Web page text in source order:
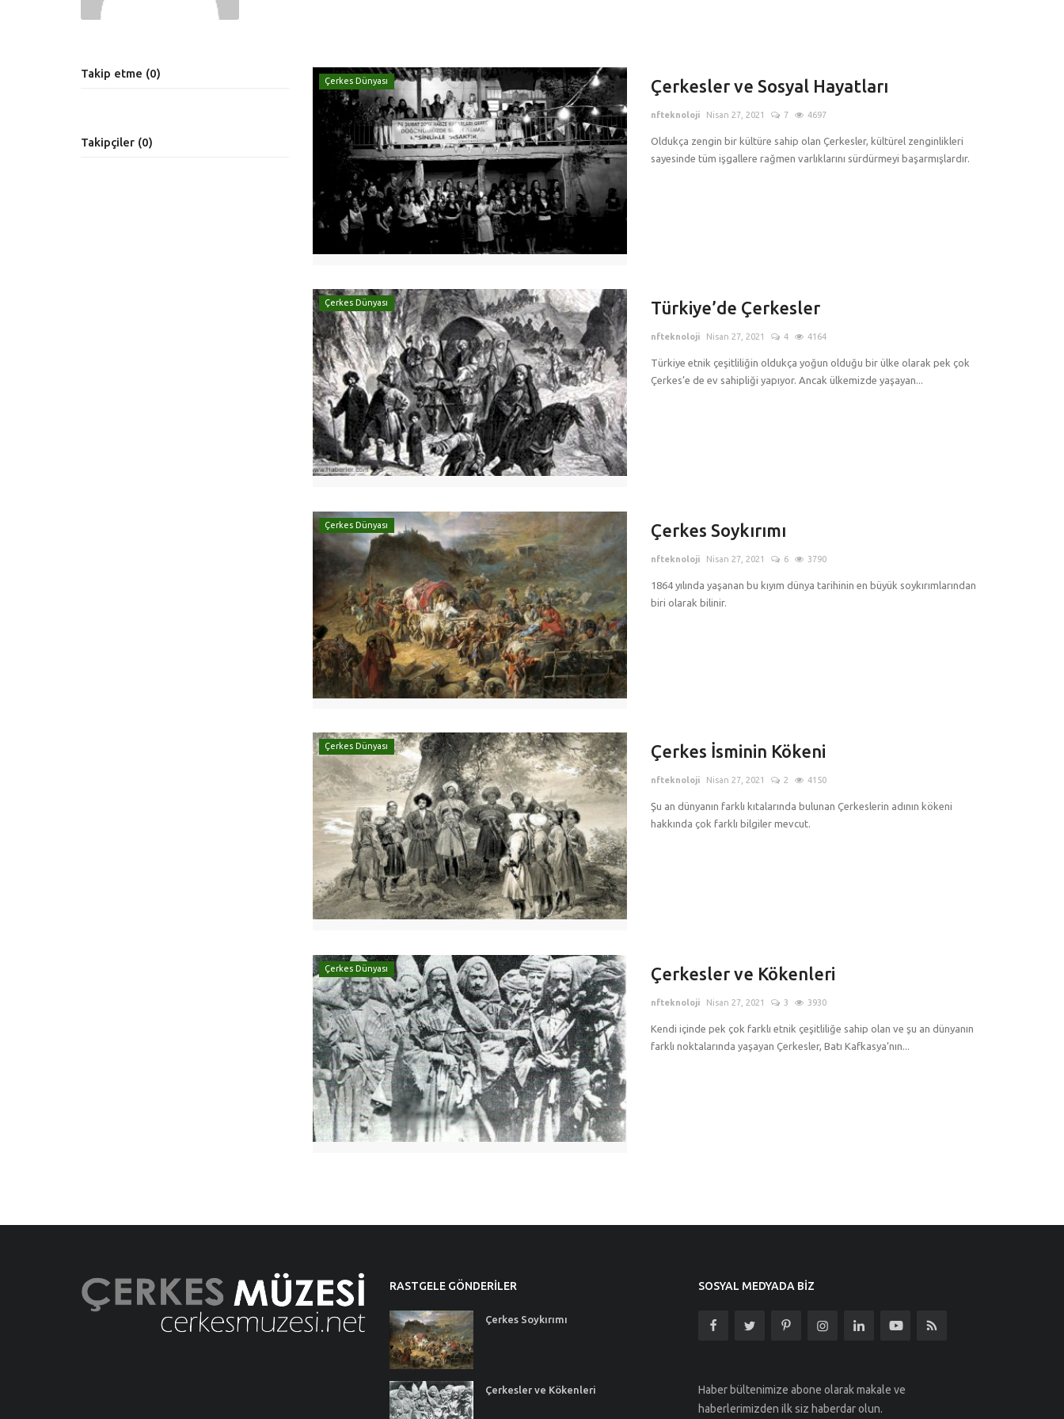
Takip etme (0)
Takipçiler (0)
Çerkes Dünyası Çerkesler ve Sosyal Hayatları
nfteknoloji Nisan 27, 2021 7 4697
Oldukça zengin bir kültüre sahip olan Çerkesler, kültürel zenginlikleri
sayesinde tüm işgallere rağmen varlıklarını sürdürmeyi başarmışlardır.
Çerkes Dünyası Türkiye’de Çerkesler
nfteknoloji Nisan 27, 2021 4 4164
Türkiye etnik çeşitliliğin oldukça yoğun olduğu bir ülke olarak pek çok
Çerkes’e de ev sahipliği yapıyor. Ancak ülkemizde yaşayan...
Çerkes Dünyası Çerkes Soykırımı
nfteknoloji Nisan 27, 2021 6 3790
1864 yılında yaşanan bu kıyım dünya tarihinin en büyük soykırımlarından
biri olarak bilinir.
Çerkes Dünyası Çerkes İsminin Kökeni
nfteknoloji Nisan 27, 2021 2 4150
Şu an dünyanın farklı kıtalarında bulunan Çerkeslerin adının kökeni
hakkında çok farklı bilgiler mevcut.
Çerkes Dünyası Çerkesler ve Kökenleri
nfteknoloji Nisan 27, 2021 3 3930
Kendi içinde pek çok farklı etnik çeşitliliğe sahip olan ve şu an dünyanın
farklı noktalarında yaşayan Çerkesler, Batı Kafkasya’nın...
RASTGELE GÖNDERILER
Çerkes Soykırımı
Çerkesler ve Kökenleri
SOSYAL MEDYADA BIZ
Haber bültenimize abone olarak makale ve
haberlerimizden ilk siz haberdar olun.